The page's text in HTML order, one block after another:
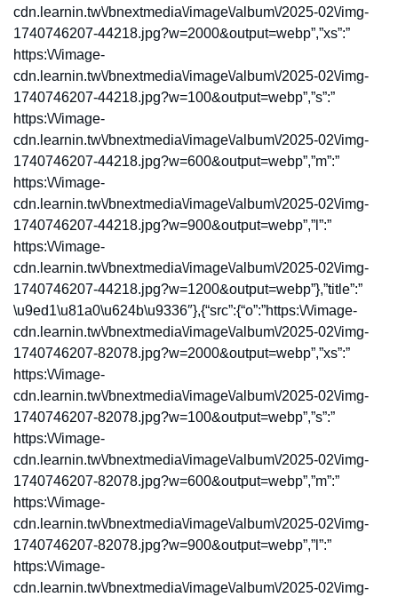
cdn.learnin.tw\/bnextmedia\/image\/album\/2025-02\/img-
1740746207-44218.jpg?w=2000&output=webp”,”xs”:”
https:\/\/image-
cdn.learnin.tw\/bnextmedia\/image\/album\/2025-02\/img-
1740746207-44218.jpg?w=100&output=webp”,”s”:”
https:\/\/image-
cdn.learnin.tw\/bnextmedia\/image\/album\/2025-02\/img-
1740746207-44218.jpg?w=600&output=webp”,”m”:”
https:\/\/image-
cdn.learnin.tw\/bnextmedia\/image\/album\/2025-02\/img-
1740746207-44218.jpg?w=900&output=webp”,”l”:”
https:\/\/image-
cdn.learnin.tw\/bnextmedia\/image\/album\/2025-02\/img-
1740746207-44218.jpg?w=1200&output=webp”},”title”:”
\u9ed1\u81a0\u624b\u9336″},{“src”:{“o”:”https:\/\/image-
cdn.learnin.tw\/bnextmedia\/image\/album\/2025-02\/img-
1740746207-82078.jpg?w=2000&output=webp”,”xs”:”
https:\/\/image-
cdn.learnin.tw\/bnextmedia\/image\/album\/2025-02\/img-
1740746207-82078.jpg?w=100&output=webp”,”s”:”
https:\/\/image-
cdn.learnin.tw\/bnextmedia\/image\/album\/2025-02\/img-
1740746207-82078.jpg?w=600&output=webp”,”m”:”
https:\/\/image-
cdn.learnin.tw\/bnextmedia\/image\/album\/2025-02\/img-
1740746207-82078.jpg?w=900&output=webp”,”l”:”
https:\/\/image-
cdn.learnin.tw\/bnextmedia\/image\/album\/2025-02\/img-